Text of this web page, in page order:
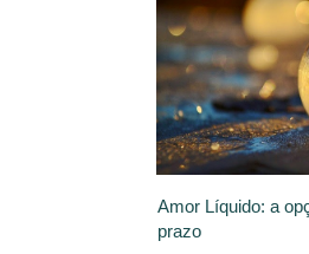
Amor Líquido: a
prazo